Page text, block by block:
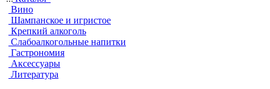
Вино
Шампанское и игристое
Крепкий алкоголь
Слабоалкогольные напитки
Гастрономия
Аксессуары
Литература